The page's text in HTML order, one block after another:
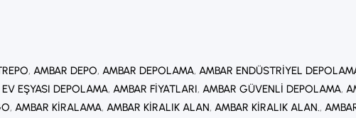
profesyonel ofis taşımanın avantajlarını,
, AMBAR DEPO, AMBAR DEPOLAMA, AMBAR ENDÜSTRIYEL
EŞYASI DEPOLAMA, AMBAR FIYATLARI, AMBAR GÜVENLI DEPOLAMA,
, AMBAR KIRALAMA, AMBAR KIRALIK ALAN, AMBAR KIRALIK ALAN.,